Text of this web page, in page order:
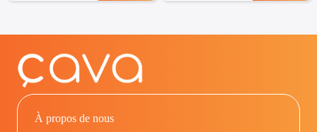
À propos de nous